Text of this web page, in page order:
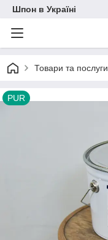
Шпон в Україні
Товари та послуги
PUR